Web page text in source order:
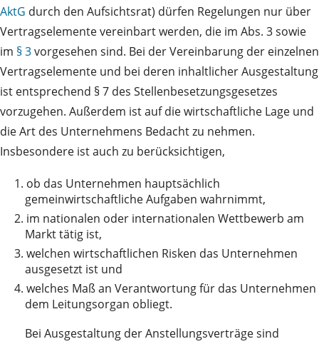
AktG durch den Aufsichtsrat) dürfen Regelungen nur über
Vertragselemente vereinbart werden, die im Abs. 3 sowie
im § 3vorgesehen sind. Bei der Vereinbarung der einzelnen
Vertragselemente und bei deren inhaltlicher Ausgestaltung
ist entsprechend § 7 des Stellenbesetzungsgesetzes
vorzugehen. Außerdem ist auf die wirtschaftliche Lage und
die Art des Unternehmens Bedacht zu nehmen.
Insbesondere ist auch zu berücksichtigen,
1. ob das Unternehmen hauptsächlich
gemeinwirtschaftliche Aufgaben wahrnimmt,
2. im nationalen oder internationalen Wettbewerb am
Markt tätig ist,
3. welchen wirtschaftlichen Risken das Unternehmen
ausgesetzt ist und
4. welches Maß an Verantwortung für das Unternehmen
dem Leitungsorgan obliegt.
Bei Ausgestaltung der Anstellungsverträge sind